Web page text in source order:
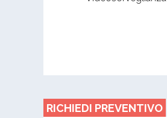
RICHIEDI PREVENTIVO